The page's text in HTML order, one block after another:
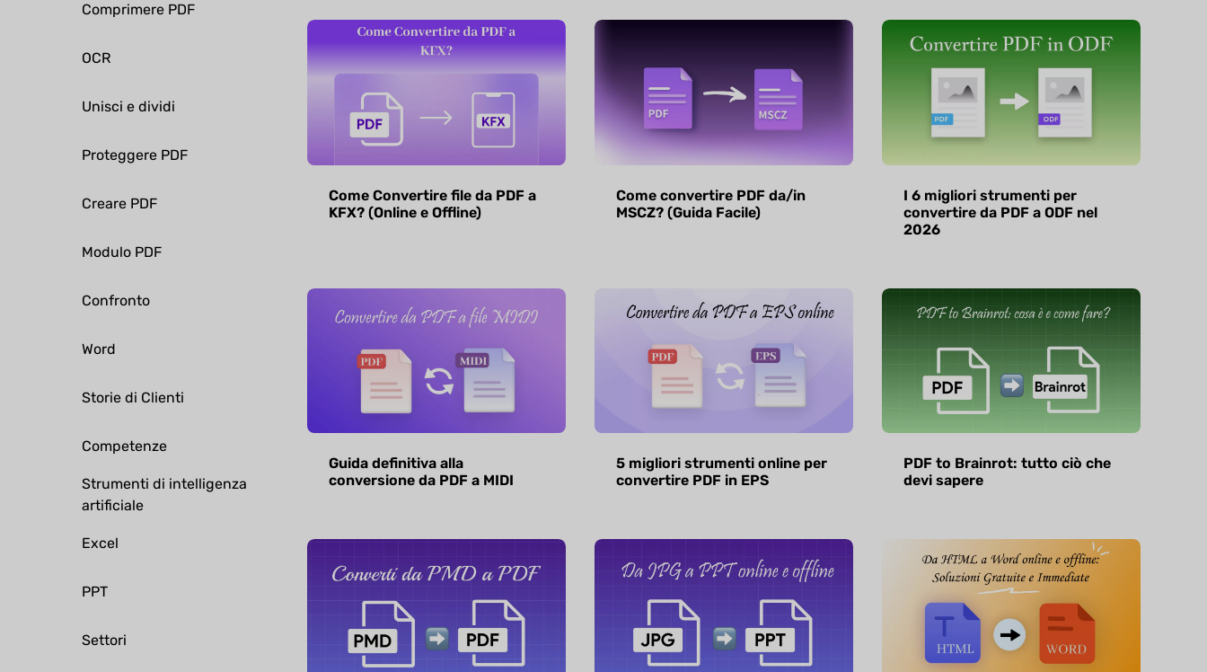
Comprimere PDF
OCR
Unisci e dividi
Proteggere PDF
Creare PDF
Modulo PDF
Confronto
Word
Storie di Clienti
Competenze
Strumenti di intelligenza
artificiale
Excel
PPT
Settori
Come Convertire file da PDF a
KFX? (Online e Offline)
Come convertire PDF da/in
MSCZ? (Guida Facile)
I 6 migliori strumenti per
convertire da PDF a ODF nel
2026
Guida definitiva alla
conversione da PDF a MIDI
5 migliori strumenti online per
convertire PDF in EPS
PDF to Brainrot: tutto ciò che
devi sapere